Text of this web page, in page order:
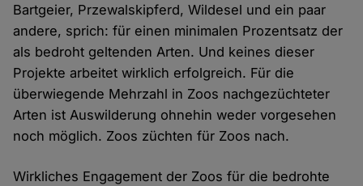
Bartgeier, Przewalskipferd, Wildesel und ein paar
andere, sprich: für einen minimalen Prozentsatz der
als bedroht geltenden Arten. Und keines dieser
Projekte arbeitet wirklich erfolgreich. Für die
überwiegende Mehrzahl in Zoos nachgezüchteter
Arten ist Auswilderung ohnehin weder vorgesehen
noch möglich. Zoos züchten für Zoos nach.
Wirkliches Engagement der Zoos für die bedrohte